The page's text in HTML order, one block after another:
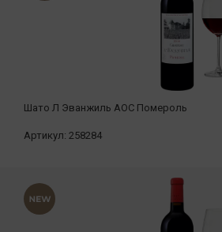
Шато Л Эванжиль АОС Помероль
Артикул: 258284